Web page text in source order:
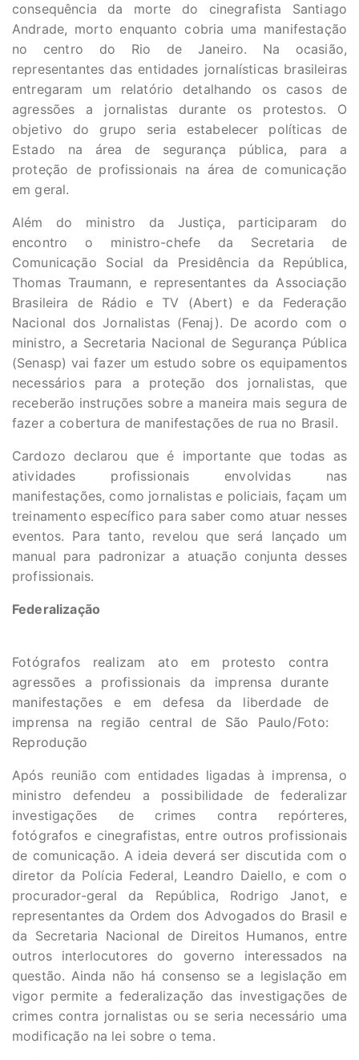
consequência da morte do cinegrafista Santiago
Andrade, morto enquanto cobria uma manifestação
no centro do Rio de Janeiro. Na ocasião,
representantes das entidades jornalísticas brasileiras
entregaram um relatório detalhando os casos de
agressões a jornalistas durante os protestos. O
objetivo do grupo seria estabelecer políticas de
Estado na área de segurança pública, para a
proteção de profissionais na área de comunicação
em geral.
Além do ministro da Justiça, participaram do
encontro o ministro-chefe da Secretaria de
Comunicação Social da Presidência da República,
Thomas Traumann, e representantes da Associação
Brasileira de Rádio e TV (Abert) e da Federação
Nacional dos Jornalistas (Fenaj). De acordo com o
ministro, a Secretaria Nacional de Segurança Pública
(Senasp) vai fazer um estudo sobre os equipamentos
necessários para a proteção dos jornalistas, que
receberão instruções sobre a maneira mais segura de
fazer a cobertura de manifestações de rua no Brasil.
Cardozo declarou que é importante que todas as
atividades profissionais envolvidas nas
manifestações, como jornalistas e policiais, façam um
treinamento específico para saber como atuar nesses
eventos. Para tanto, revelou que será lançado um
manual para padronizar a atuação conjunta desses
profissionais.
Federalização
Fotógrafos realizam ato em protesto contra
agressões a profissionais da imprensa durante
manifestações e em defesa da liberdade de
imprensa na região central de São Paulo/Foto:
Reprodução
Após reunião com entidades ligadas à imprensa, o
ministro defendeu a possibilidade de federalizar
investigações de crimes contra repórteres,
fotógrafos e cinegrafistas, entre outros profissionais
de comunicação. A ideia deverá ser discutida com o
diretor da Polícia Federal, Leandro Daiello, e com o
procurador-geral da República, Rodrigo Janot, e
representantes da Ordem dos Advogados do Brasil e
da Secretaria Nacional de Direitos Humanos, entre
outros interlocutores do governo interessados na
questão. Ainda não há consenso se a legislação em
vigor permite a federalização das investigações de
crimes contra jornalistas ou se seria necessário uma
modificação na lei sobre o tema.